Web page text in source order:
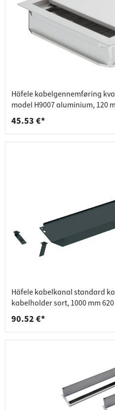
Häfele kabelgennemføring
model H9007 aluminium, 120
mm
45.53 €*
Häfele kabelkanal standard
kabelholder sort, 1000 mm
90.52 €*